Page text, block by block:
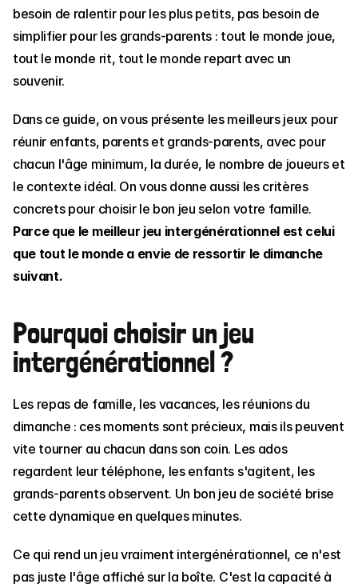
besoin de ralentir pour les plus petits, pas besoin de
simplifier pour les grands-parents : tout le monde joue,
tout le monde rit, tout le monde repart avec un
souvenir.
Dans ce guide, on vous présente les meilleurs jeux pour
réunir enfants, parents et grands-parents, avec pour
chacun l'âge minimum, la durée, le nombre de joueurs et
le contexte idéal. On vous donne aussi les critères
Parce que le meilleur jeu intergénérationnel est celui
que tout le monde a envie de ressortir le dimanche
suivant.
Pourquoi choisir un jeu
intergénérationnel ?
Les repas de famille, les vacances, les réunions du
dimanche : ces moments sont précieux, mais ils peuvent
vite tourner au chacun dans son coin. Les ados
regardent leur téléphone, les enfants s'agitent, les
grands-parents observent. Un bon jeu de société brise
cette dynamique en quelques minutes.
Ce qui rend un jeu vraiment intergénérationnel, ce n'est
pas juste l'âge affiché sur la boîte. C'est la capacité à